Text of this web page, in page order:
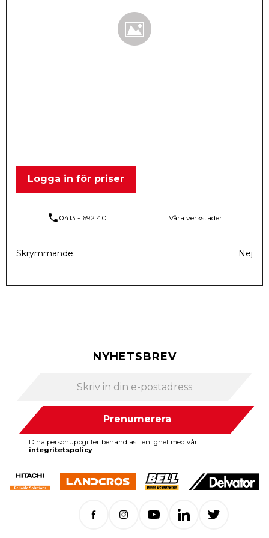
Logga in för priser
phone 0413 - 692 40 Våra verkstäder
Skrymmande Nej
NYHETSBREV
Prenumerera
Dina personuppgifter behandlas i enlighet med vår
integritetspolicy.